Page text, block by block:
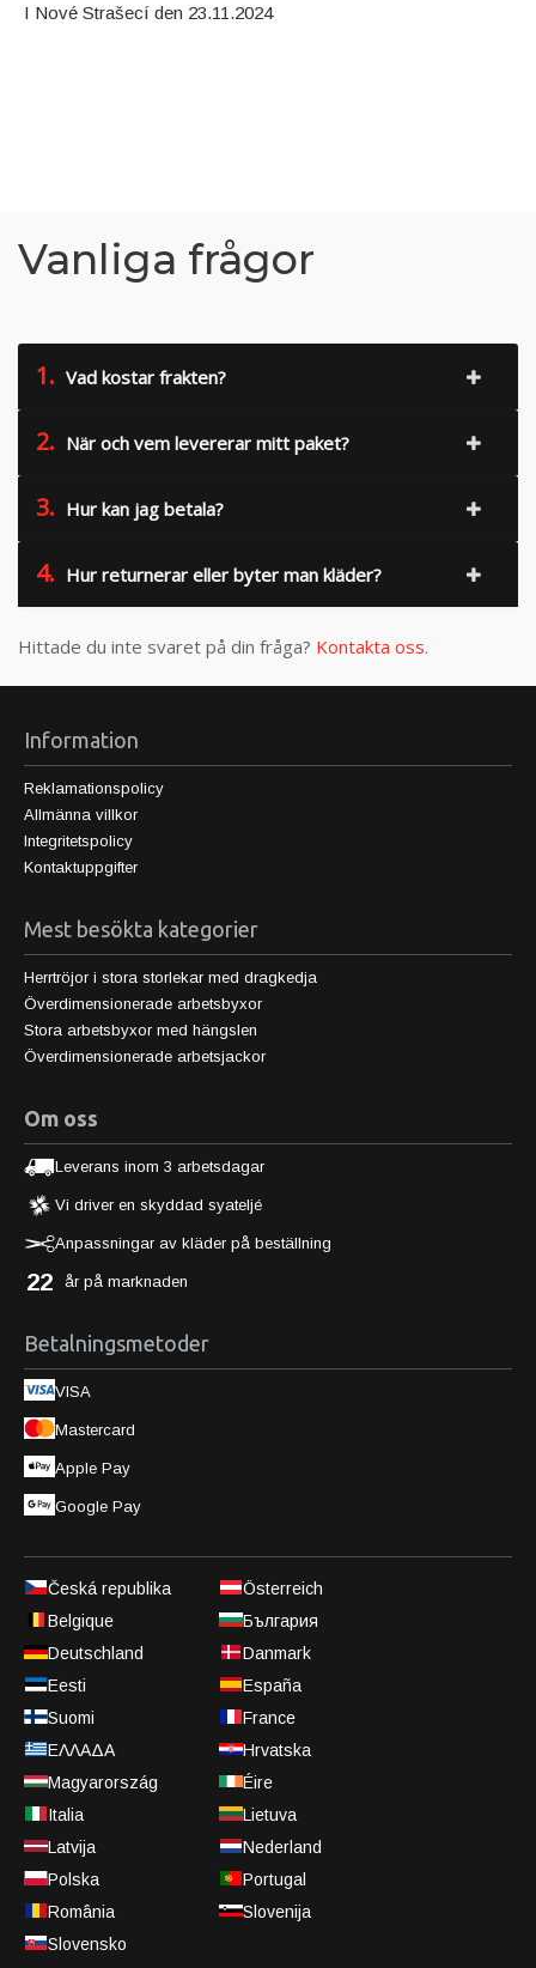
I Nové Strašecí den 23.11.2024
Vanliga frågor
1. Vad kostar frakten?
2. När och vem levererar mitt paket?
3. Hur kan jag betala?
4. Hur returnerar eller byter man kläder?
Hittade du inte svaret på din fråga? Kontakta oss.
Information
Reklamationspolicy
Allmänna villkor
Integritetspolicy
Kontaktuppgifter
Mest besökta kategorier
Herrtröjor i stora storlekar med dragkedja
Överdimensionerade arbetsbyxor
Stora arbetsbyxor med hängslen
Överdimensionerade arbetsjackor
Om oss
Leverans inom 3 arbetsdagar
Vi driver en skyddad syateljé
Anpassningar av kläder på beställning
22 år på marknaden
Betalningsmetoder
VISA
Mastercard
Apple Pay
Google Pay
Česká republika
Österreich
Belgique
България
Deutschland
Danmark
Eesti
España
Suomi
France
ΕΛΛΑΔΑ
Hrvatska
Magyarország
Éire
Italia
Lietuva
Latvija
Nederland
Polska
Portugal
România
Slovenija
Slovensko